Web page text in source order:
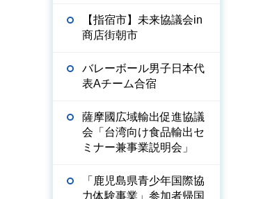
【指宿市】未来協議会in
商店街朝市
バレーボール男子日本代
表Aチーム合宿
薩摩國広域輸出促進協議
会「台湾向け食品輸出セ
ミナー兼事業説明会」
「鹿児島県青少年国際協
力体験事業」参加者帰国